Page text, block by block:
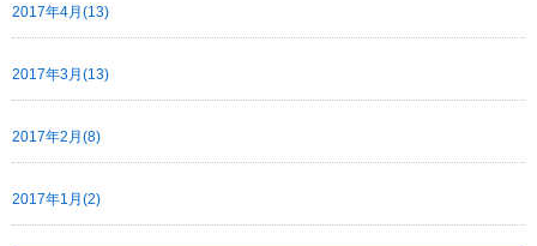
2017年4月(13)
2017年3月(13)
2017年2月(8)
2017年1月(2)